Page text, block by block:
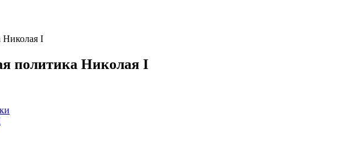
Николая I
политика Николая I